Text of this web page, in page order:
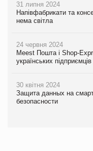
31 липня 2024
Напівфабрикати та
нема світла
24 червня 2024
Meest Пошта і Shop-
українських підприємців
30 квітня 2024
Защита данных на
безопасности